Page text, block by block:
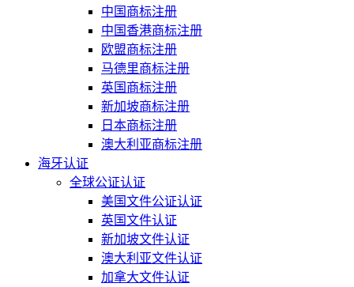
中国商标注册
中国香港商标注册
欧盟商标注册
马德里商标注册
英国商标注册
新加坡商标注册
日本商标注册
澳大利亚商标注册
海牙认证
全球公证认证
美国文件公证认证
英国文件认证
新加坡文件认证
澳大利亚文件认证
加拿大文件认证